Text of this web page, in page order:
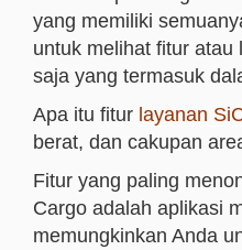
yang memiliki
untuk melihat fitur atau
saja yang termasuk
Apa itu fitur layanan
berat, dan cakupan
Fitur yang paling
Cargo adalah aplikasi
memungkinkan Anda